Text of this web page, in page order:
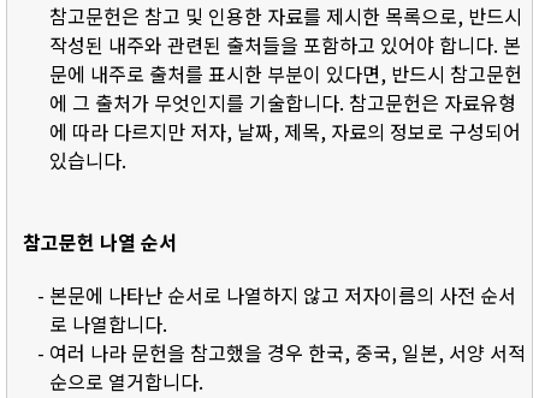
참고문헌은 참고 및 인용한 자료를 제시한 목록으로, 반드시
작성된 내주와 관련된 출처들을 포함하고 있어야 합니다. 본
문에 내주로 출처를 표시한 부분이 있다면, 반드시 참고문헌
에 그 출처가 무엇인지를 기술합니다. 참고문헌은 자료유형
에 따라 다르지만 저자, 날짜, 제목, 자료의 정보로 구성되어
있습니다.
참고문헌 나열 순서
- 본문에 나타난 순서로 나열하지 않고 저자이름의 사전 순서
로 나열합니다.
- 여러 나라 문헌을 참고했을 경우 한국, 중국, 일본, 서양 서적
순으로 열거합니다.